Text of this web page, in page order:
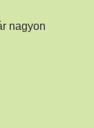
nagyon